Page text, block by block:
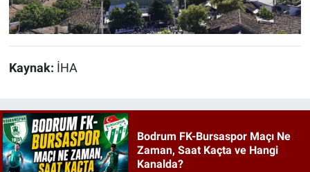
Kaynak: İHA
Bodrum FK-Bursaspor Maçı Ne
Zaman, Saat Kaçta ve Hangi
Kanalda?